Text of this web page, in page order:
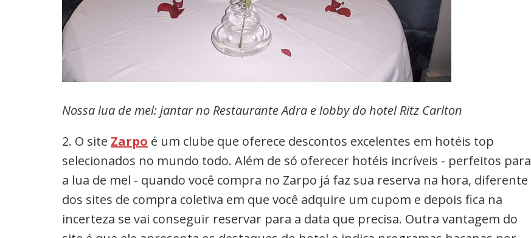
Nossa lua de mel: jantar no Restaurante Adra e lobby do hotel Ritz Carlton
2. O site Zarpo é um clube que oferece descontos excelentes em hotéis top
selecionados no mundo todo. Além de só oferecer hotéis incríveis - perfeitos para
a lua de mel - quando você compra no Zarpo já faz sua reserva na hora, diferente
dos sites de compra coletiva em que você adquire um cupom e depois fica na
incerteza se vai conseguir reservar para a data que precisa. Outra vantagem do